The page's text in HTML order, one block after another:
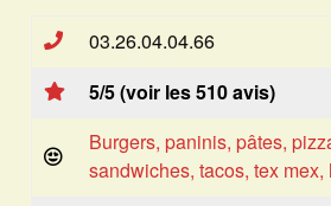
03.26.04.04.66
5/5 (voir les 510 avis)
Burgers, paninis, pâtes,
sandwiches, tacos, tex mex,